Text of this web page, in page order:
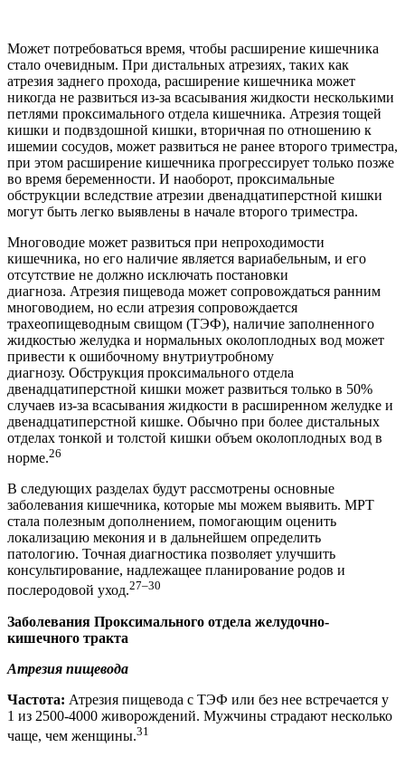
Может потребоваться время, чтобы расширение кишечника
стало очевидным. При дистальных атрезиях, таких как
атрезия заднего прохода, расширение кишечника может
никогда не развиться из-за всасывания жидкости несколькими
петлями проксимального отдела кишечника. Атрезия тощей
кишки и подвздошной кишки, вторичная по отношению к
ишемии сосудов, может развиться не ранее второго триместра,
при этом расширение кишечника прогрессирует только позже
во время беременности. И наоборот, проксимальные
обструкции вследствие атрезии двенадцатиперстной кишки
могут быть легко выявлены в начале второго триместра.
Многоводие может развиться при непроходимости
кишечника, но его наличие является вариабельным, и его
отсутствие не должно исключать постановки
диагноза. Атрезия пищевода может сопровождаться ранним
многоводием, но если атрезия сопровождается
трахеопищеводным свищом (ТЭФ), наличие заполненного
жидкостью желудка и нормальных околоплодных вод может
привести к ошибочному внутриутробному
диагнозу. Обструкция проксимального отдела
двенадцатиперстной кишки может развиться только в 50%
случаев из-за всасывания жидкости в расширенном желудке и
двенадцатиперстной кишке. Обычно при более дистальных
отделах тонкой и толстой кишки объем околоплодных вод в
норме.26
В следующих разделах будут рассмотрены основные
заболевания кишечника, которые мы можем выявить. МРТ
стала полезным дополнением, помогающим оценить
локализацию мекония и в дальнейшем определить
патологию. Точная диагностика позволяет улучшить
консультирование, надлежащее планирование родов и
послеродовой уход.27–30
Заболевания Проксимального отдела желудочно-
кишечного тракта
Атрезия пищевода
Частота: Атрезия пищевода с ТЭФ или без нее встречается у
1 из 2500-4000 живорождений. Мужчины страдают несколько
чаще, чем женщины.31